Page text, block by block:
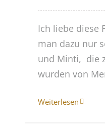
Ich liebe diese
man dazu nur
und Minti, die
wurden von
Weiterlesen